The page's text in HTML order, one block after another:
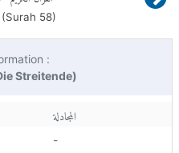
58)
:
Streitende)
المجادلة
-